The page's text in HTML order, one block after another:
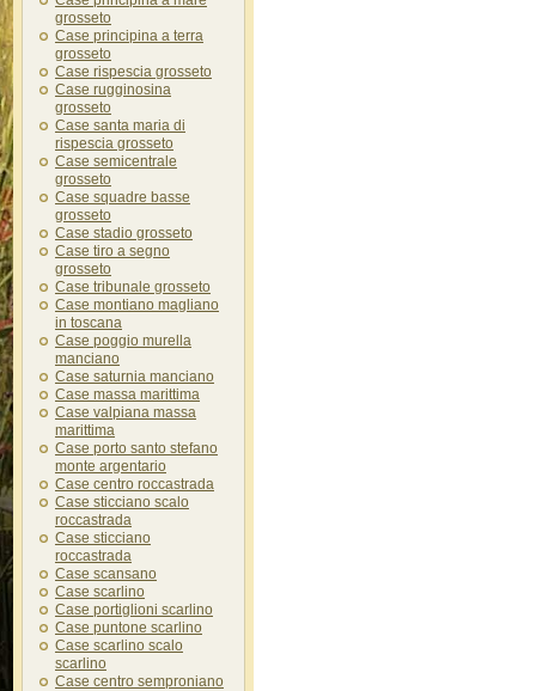
grosseto
Case principina a terra
grosseto
Case rispescia grosseto
Case rugginosina
grosseto
Case santa maria di
rispescia grosseto
Case semicentrale
grosseto
Case squadre basse
grosseto
Case stadio grosseto
Case tiro a segno
grosseto
Case tribunale grosseto
Case montiano magliano
in toscana
Case poggio murella
manciano
Case saturnia manciano
Case massa marittima
Case valpiana massa
marittima
Case porto santo stefano
monte argentario
Case centro roccastrada
Case sticciano scalo
roccastrada
Case sticciano
roccastrada
Case scansano
Case scarlino
Case portiglioni scarlino
Case puntone scarlino
Case scarlino scalo
scarlino
Case centro semproniano